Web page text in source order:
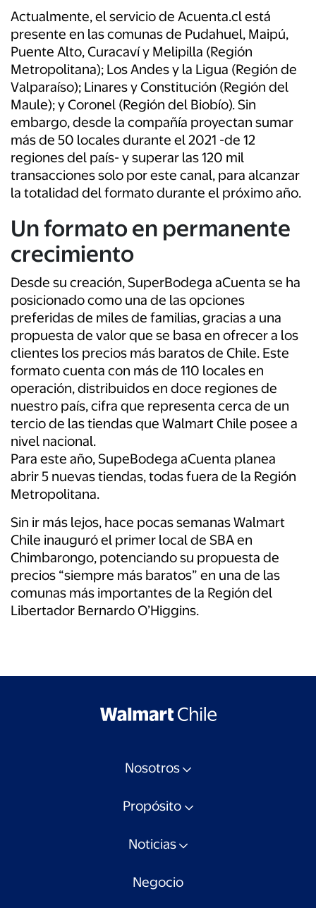
Actualmente, el servicio de Acuenta.cl está
presente en las comunas de Pudahuel, Maipú,
Puente Alto, Curacaví y Melipilla (Región
Metropolitana); Los Andes y la Ligua (Región de
Valparaíso); Linares y Constitución (Región del
Maule); y Coronel (Región del Biobío). Sin
embargo, desde la compañía proyectan sumar
más de 50 locales durante el 2021 -de 12
regiones del país- y superar las 120 mil
transacciones solo por este canal, para alcanzar
la totalidad del formato durante el próximo año.
Un formato en permanente
crecimiento
Desde su creación, SuperBodega aCuenta se ha
posicionado como una de las opciones
preferidas de miles de familias, gracias a una
propuesta de valor que se basa en ofrecer a los
clientes los precios más baratos de Chile. Este
formato cuenta con más de 110 locales en
operación, distribuidos en doce regiones de
nuestro país, cifra que representa cerca de un
tercio de las tiendas que Walmart Chile posee a
nivel nacional.
Para este año, SupeBodega aCuenta planea
abrir 5 nuevas tiendas, todas fuera de la Región
Metropolitana.
Sin ir más lejos, hace pocas semanas Walmart
Chile inauguró el primer local de SBA en
Chimbarongo, potenciando su propuesta de
precios “siempre más baratos” en una de las
comunas más importantes de la Región del
Libertador Bernardo O’Higgins.
Nosotros
Propósito
Noticias
Negocio